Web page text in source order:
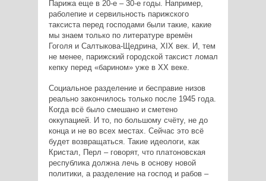
Парижа еще в 20-е – 30-е годы. Например,
раболепие и сервильность парижского
таксиста перед господами были такие, какие
мы знаем только по литературе времён
Гоголя и Салтыкова-Щедрина, XIX век. И, тем
не менее, парижский городской таксист ломал
кепку перед «барином» уже в ХХ веке.
Социальное разделение и бесправие низов
реально закончилось только после 1945 года.
Когда всё было смешано и сметено
оккупацией. И то, по большому счёту, не до
конца и не во всех местах. Сейчас это всё
будет возвращаться. Такие идеологи, как
Кристал, Перл – говорят, что платоновская
республика должна лечь в основу новой
политики, а разделение на господ и рабов –